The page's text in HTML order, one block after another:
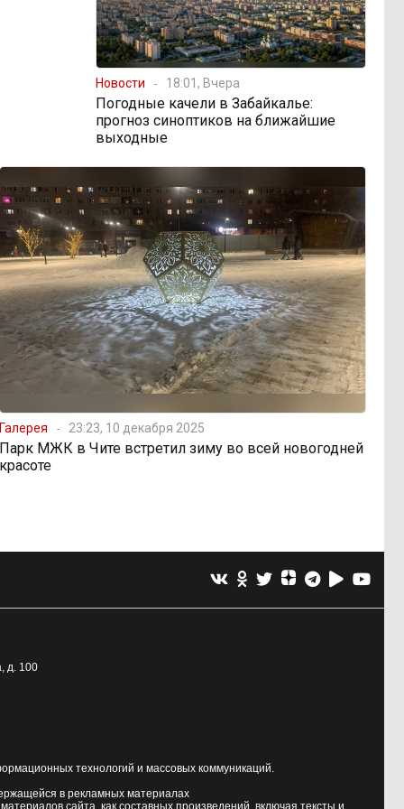
Новости 18:01, Вчера
Погодные качели в Забайкалье:
прогноз синоптиков на ближайшие
выходные
Галерея 23:23, 10 декабря 2025
Парк МЖК в Чите встретил зиму во всей новогодней
красоте
д. 100
технологий и массовых коммуникаций.
в рекламных материалах
сайта, как составных произведений, включая тексты и